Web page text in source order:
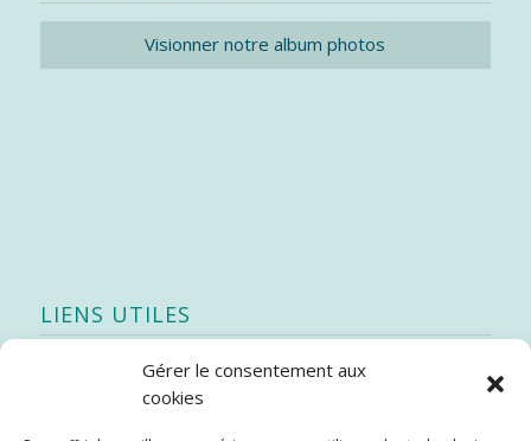
Gérer le consentement aux
cookies
Visionner notre album photos
LIENS UTILES
Quoi de neuf